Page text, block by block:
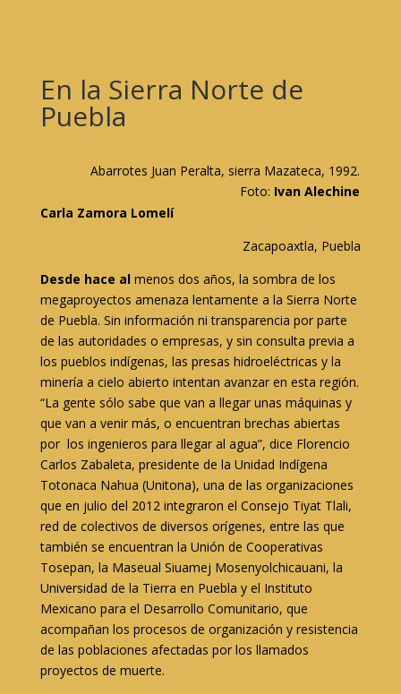
En la Sierra Norte de
Puebla
Abarrotes Juan Peralta, sierra Mazateca, 1992.
Foto: Ivan Alechine
Carla Zamora Lomelí
Zacapoaxtla, Puebla
Desde hace almenos dos años, la sombra de los
megaproyectos amenaza lentamente a la Sierra Norte
de Puebla. Sin información ni transparencia por parte
de las autoridades o empresas, y sin consulta previa a
los pueblos indígenas, las presas hidroeléctricas y la
minería a cielo abierto intentan avanzar en esta región.
“La gente sólo sabe que van a llegar unas máquinas y
que van a venir más, o encuentran brechas abiertas
por los ingenieros para llegar al agua”, dice Florencio
Carlos Zabaleta, presidente de la Unidad Indígena
Totonaca Nahua (Unitona), una de las organizaciones
que en julio del 2012 integraron el Consejo Tiyat Tlali,
red de colectivos de diversos orígenes, entre las que
también se encuentran la Unión de Cooperativas
Tosepan, la Maseual Siuamej Mosenyolchicauani, la
Universidad de la Tierra en Puebla y el Instituto
Mexicano para el Desarrollo Comunitario, que
acompañan los procesos de organización y resistencia
de las poblaciones afectadas por los llamados
proyectos de muerte.